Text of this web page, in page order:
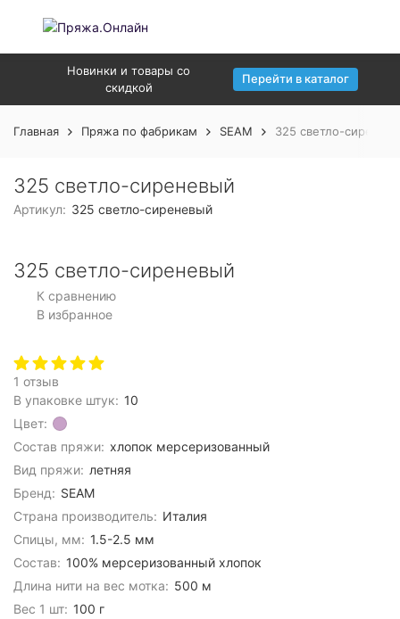
Новинки и товары со
скидкой
Перейти в каталог
Главная Пряжа по фабрикам SEAM 325 светло-
325 светло-сиреневый
Артикул: 325 светло-сиреневый
325 светло-сиреневый
К сравнению
В избранное
1 отзыв
В упаковке штук: 10
Цвет:
Состав пряжи: хлопок мерсеризованный
Вид пряжи: летняя
Бренд: SEAM
Страна производитель: Италия
Спицы, мм: 1.5-2.5 мм
Состав: 100% мерсеризованный хлопок
Длина нити на вес мотка: 500 м
Вес 1 шт: 100 г